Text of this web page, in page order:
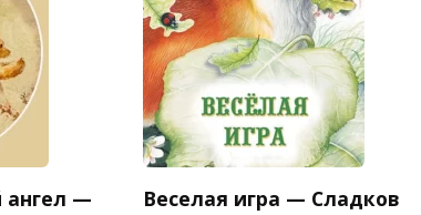
ангел —
Веселая игра — Сладков